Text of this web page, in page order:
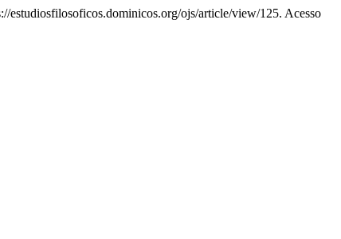
estudiosfilosoficos.dominicos.org/ojs/article/view/125. Acesso